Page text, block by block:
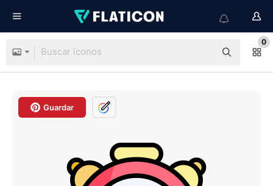
0
Guardar